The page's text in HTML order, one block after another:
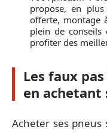
propose, en
offerte, montage
plein de conseils
profiter des
Les faux
en achetant
Acheter ses